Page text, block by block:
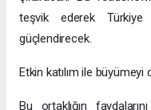
teşvik ederek
güçlendirecek.
Etkin katılım ile
Bu ortaklığın